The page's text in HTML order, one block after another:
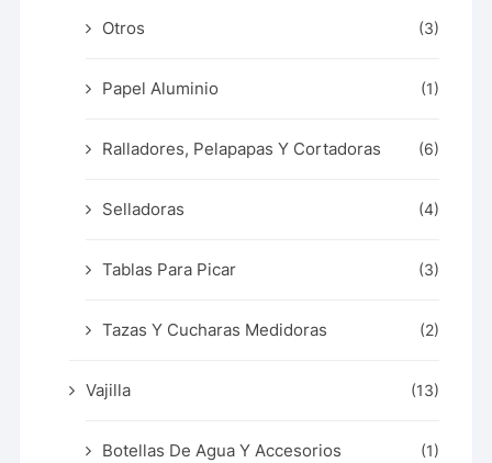
Otros (3)
Papel Aluminio (1)
Ralladores, Pelapapas Y Cortadoras (6)
Selladoras (4)
Tablas Para Picar (3)
Tazas Y Cucharas Medidoras (2)
Vajilla (13)
Botellas De Agua Y Accesorios (1)